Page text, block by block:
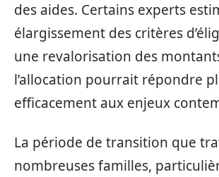
des aides. Certains experts
élargissement des critères
une revalorisation des
l’allocation pourrait répondre
efficacement aux enjeux
La période de transition que
nombreuses familles,